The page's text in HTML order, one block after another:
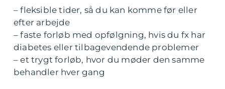
– fleksible tider, så du kan komme før eller
efter arbejde
– faste forløb med opfølgning, hvis du fx har
diabetes eller tilbagevendende problemer
– et trygt forløb, hvor du møder den samme
behandler hver gang